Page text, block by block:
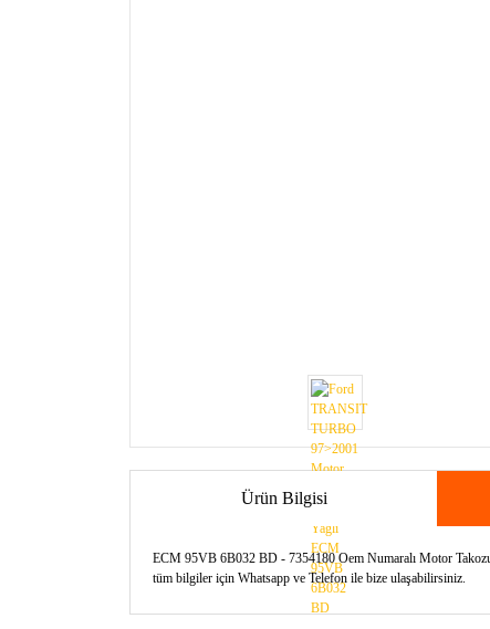
Ürün Bilgisi
ECM 95VB 6B032 BD - 7354180 Oem Numaralı Motor
tüm bilgiler için Whatsapp ve Telefon ile bize ulaşabilirsiniz.